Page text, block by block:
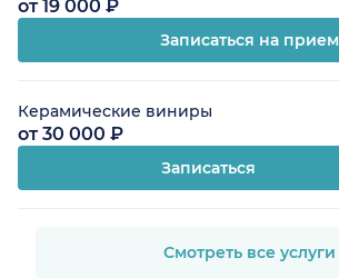
от 19 000 ₽
Записаться на прием
Керамические виниры
от 30 000 ₽
Записаться
Смотреть все услуги